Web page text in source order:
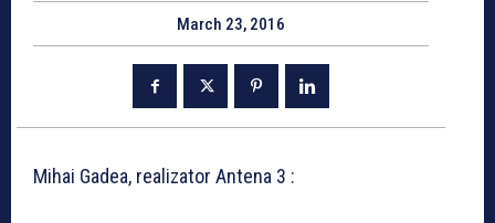
March 23, 2016
Mihai Gadea, realizator Antena 3 :